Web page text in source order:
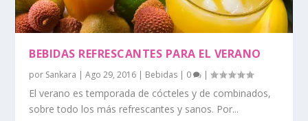
BEBIDAS REFRESCANTES PARA EL VERANO
por Sankara |Ago 29, 2016 | Bebidas | 0 |
El verano es temporada de cócteles y de combinados,
sobre todo los más refrescantes y sanos. Por...